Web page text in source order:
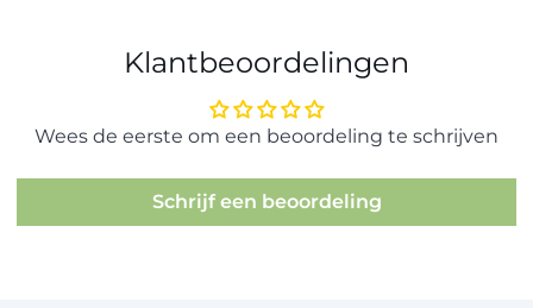
Klantbeoordelingen
Wees de eerste om een beoordeling te schrijven
Schrijf een beoordeling